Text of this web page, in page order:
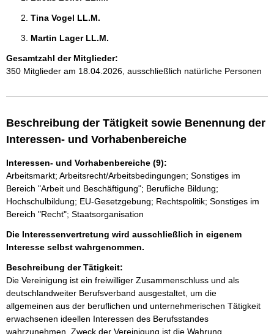
Tina Vogel LL.M.
Martin Lager LL.M.
Gesamtzahl der Mitglieder:
350 Mitglieder am 18.04.2026, ausschließlich natürliche Personen
Beschreibung der Tätigkeit sowie Benennung der
Interessen- und Vorhabenbereiche
Interessen- und Vorhabenbereiche (9):
Arbeitsmarkt; Arbeitsrecht/Arbeitsbedingungen; Sonstiges im
Bereich "Arbeit und Beschäftigung"; Berufliche Bildung;
Hochschulbildung; EU-Gesetzgebung; Rechtspolitik; Sonstiges im
Bereich "Recht"; Staatsorganisation
Die Interessenvertretung wird ausschließlich in eigenem
Interesse selbst wahrgenommen.
Beschreibung der Tätigkeit:
Die Vereinigung ist ein freiwilliger Zusammenschluss und als
deutschlandweiter Berufsverband ausgestaltet, um die
allgemeinen aus der beruflichen und unternehmerischen Tätigkeit
erwachsenen ideellen Interessen des Berufsstandes
wahrzunehmen. Zweck der Vereinigung ist die Wahrung,